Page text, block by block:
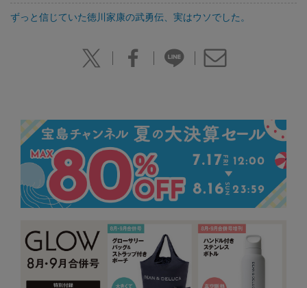
ずっと信じていた徳川家康の武勇伝、実はウソでした。